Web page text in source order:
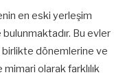
en eski yerleşim
bulunmaktadır. Bu evler
birlikte dönemlerine ve
olarak farklılık